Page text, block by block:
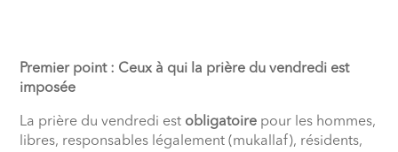
Premier point : Ceux à qui la prière du vendredi est
imposée
La prière du vendredi est obligatoire pour les hommes,
libres, responsables légalement (mukallaf), résidents,